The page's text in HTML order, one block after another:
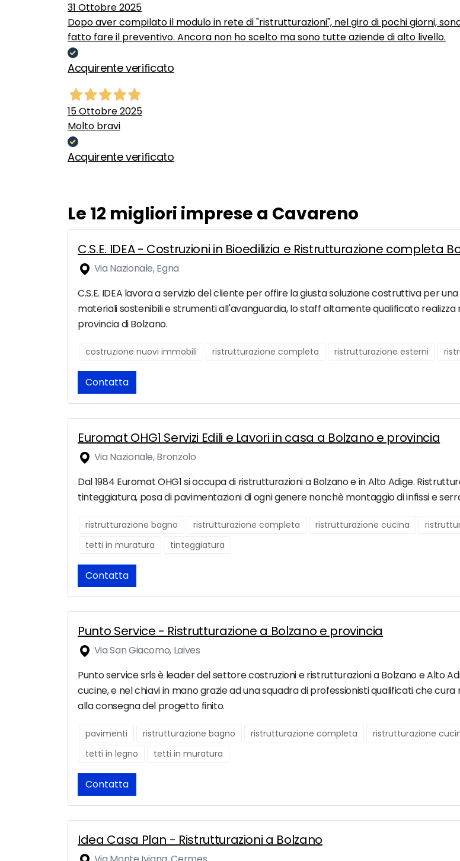
31 Ottobre 2025
Dopo aver compilato il modulo in rete di "ristrutturazioni", nel giro di pochi giorni,
fatto fare il preventivo. Ancora non ho scelto ma sono tutte aziende di alto livello.
Acquirente verificato
15 Ottobre 2025
Molto bravi
Acquirente verificato
Le 12 migliori imprese a Cavareno
C.S.E. IDEA - Costruzioni in Bioedilizia e Ristrutturazione completa
Via Nazionale, Egna
C.S.E. IDEA lavora a servizio del cliente per offire la giusta soluzione costruttiva per
materiali sostenibili e strumenti all'avanguardia, lo staff altamente qualificato
provincia di Bolzano.
costruzione nuovi immobili ristrutturazione completa ristrutturazione esterni
Contatta
Euromat OHG1 Servizi Edili e Lavori in casa a Bolzano e provincia
Via Nazionale, Bronzolo
Dal 1984 Euromat OHG1 si occupa di ristrutturazioni a Bolzano e in Alto Adige.
tinteggiatura, posa di pavimentazioni di ogni genere nonchè montaggio di infissi e
ristrutturazione bagno ristrutturazione completa ristrutturazione cucina
tetti in muratura
tinteggiatura
Contatta
Punto Service - Ristrutturazione a Bolzano e provincia
Via San Giacomo, Laives
Punto service srls è leader del settore costruzioni e ristrutturazioni a Bolzano e Alto
cucine, e nel chiavi in mano grazie ad una squadra di professionisti qualificati che
alla consegna del progetto finito.
pavimenti ristrutturazione bagno ristrutturazione completa ristrutturazione
tetti in legno
tetti in muratura
Contatta
Idea Casa Plan - Ristrutturazioni a Bolzano